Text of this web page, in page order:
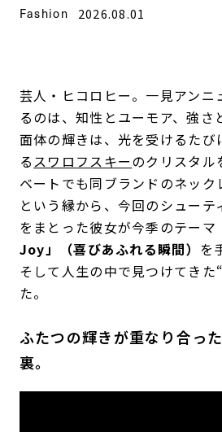
Fashion 2026.08.01
芸人・ヒコロヒー。一見アンニ
るのは、知性とユーモア、強さ
面体の輝きは、光を受けるたび
る スワロフスキーのクリスタル
ベートでも同ブランドのネック
という縁から、今回のシュー
をまとった彼女が今季のテーマ
Joy」（喜びあふれる瞬間） を
そして人生の中で見つけてきた
た。
ふたつの輝きが重なり合っ
裏。